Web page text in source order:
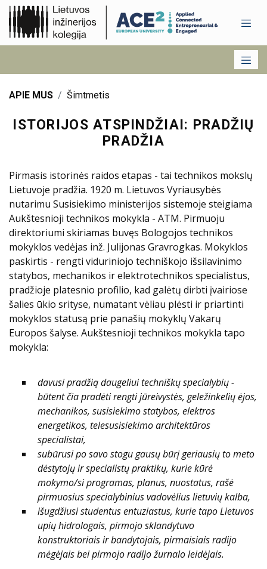
APIE MUS Šimtmetis
ISTORIJOS ATSPINDŽIAI: PRADŽIŲ
PRADŽIA
Pirmasis istorinės raidos etapas - tai technikos mokslų
Lietuvoje pradžia. 1920 m. Lietuvos Vyriausybės
nutarimu Susisiekimo ministerijos sistemoje steigiama
Aukštesnioji technikos mokykla - ATM. Pirmuoju
direktoriumi skiriamas buvęs Bologojos technikos
mokyklos vedėjas inž. Julijonas Gravrogkas. Mokyklos
paskirtis - rengti viduriniojo techniškojo išsilavinimo
statybos, mechanikos ir elektrotechnikos specialistus,
pradžioje platesnio profilio, kad galėtų dirbti įvairiose
šalies ūkio srityse, numatant vėliau plėsti ir priartinti
mokyklos statusą prie panašių mokyklų Vakarų
Europos šalyse. Aukštesnioji technikos mokykla tapo
mokykla:
davusi pradžią daugeliui techniškų specialybių -
būtent čia pradėti rengti jūreivystės, geležinkelių ėjos,
mechanikos, susisiekimo statybos, elektros
energetikos, telesusisiekimo architektūros
specialistai,
subūrusi po savo stogu gausų būrį geriausių to meto
dėstytojų ir specialistų praktikų, kurie kūrė
mokymo/si programas, planus, nuostatus, rašė
pirmuosius specialybinius vadovėlius lietuvių kalba,
išugdžiusi studentus entuziastus, kurie tapo Lietuvos
upių hidrologais, pirmojo sklandytuvo
konstruktoriais ir bandytojais, pirmaisiais radijo
mėgėjais bei pirmojo radijo žurnalo leidėjais.